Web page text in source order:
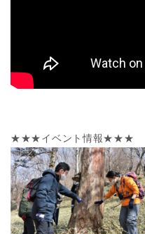
★★★イベント情報★★★